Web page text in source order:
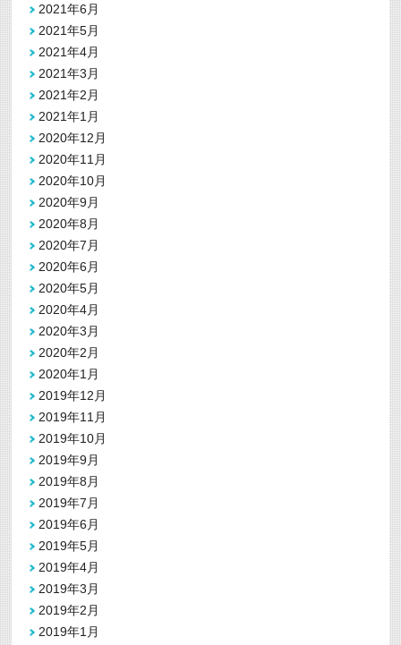
2021年6月
2021年5月
2021年4月
2021年3月
2021年2月
2021年1月
2020年12月
2020年11月
2020年10月
2020年9月
2020年8月
2020年7月
2020年6月
2020年5月
2020年4月
2020年3月
2020年2月
2020年1月
2019年12月
2019年11月
2019年10月
2019年9月
2019年8月
2019年7月
2019年6月
2019年5月
2019年4月
2019年3月
2019年2月
2019年1月